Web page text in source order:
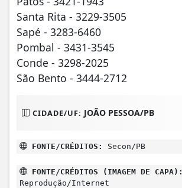
Santa Rita - 3229-3505
Sapé - 3283-6460
Pombal - 3431-3545
Conde - 3298-2025
São Bento - 3444-2712
CIDADE/UF: JOÃO PESSOA/PB
FONTE/CRÉDITOS: Secon/PB
FONTE/CRÉDITOS (IMAGEM DE CAPA):
Reprodução/Internet